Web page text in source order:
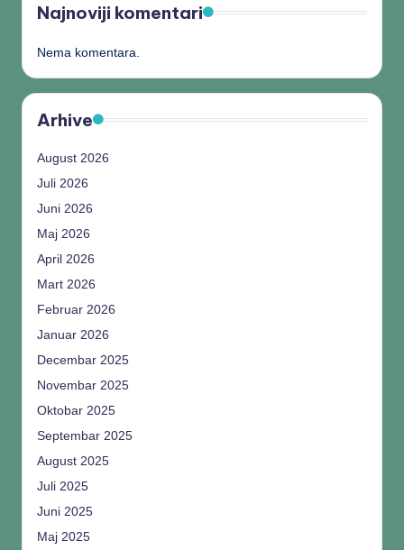
Najnoviji komentari
Nema komentara.
Arhive
August 2026
Juli 2026
Juni 2026
Maj 2026
April 2026
Mart 2026
Februar 2026
Januar 2026
Decembar 2025
Novembar 2025
Oktobar 2025
Septembar 2025
August 2025
Juli 2025
Juni 2025
Maj 2025